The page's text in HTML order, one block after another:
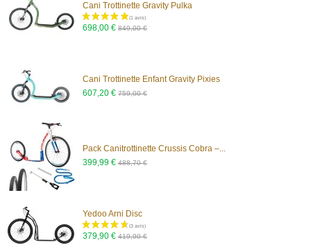
Cani Trottinette Gravity Pulka
698,00 € 849,00 €
Cani Trottinette Enfant Gravity Pixies
607,20 € 759,00 €
Pack Canitrottinette Crussis Cobra –...
399,99 € 488,70 €
Yedoo Arni Disc
379,90 € 419,90 €